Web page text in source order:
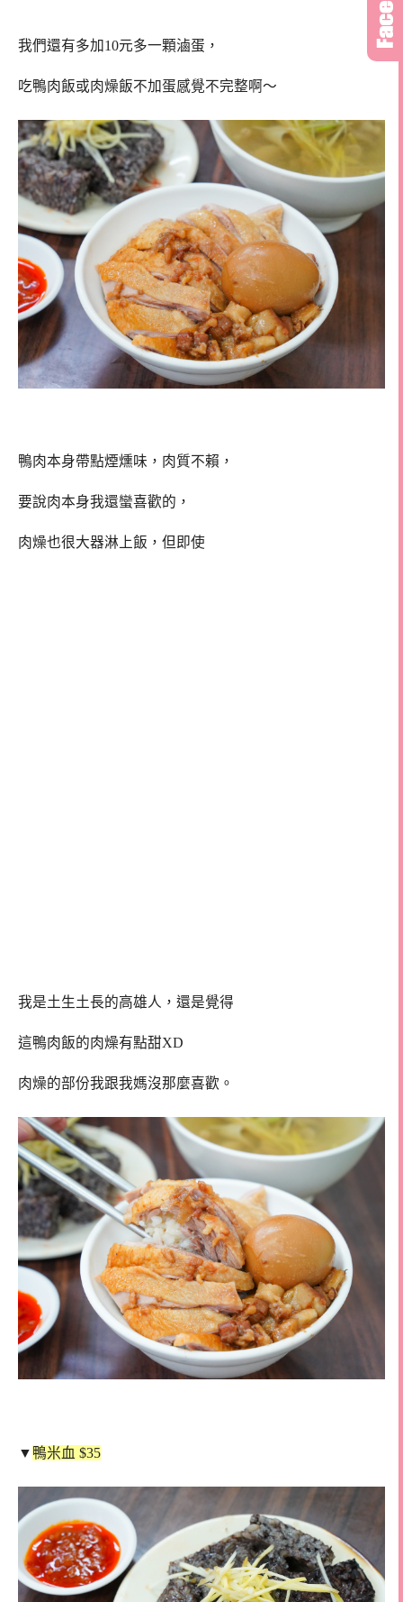
我們還有多加10元多一顆滷蛋，
吃鴨肉飯或肉燥飯不加蛋感覺不完整啊～
鴨肉本身帶點煙燻味，肉質不賴，
要說肉本身我還蠻喜歡的，
肉燥也很大器淋上飯，但即使
我是土生土長的高雄人，還是覺得
這鴨肉飯的肉燥有點甜XD
肉燥的部份我跟我媽沒那麼喜歡。
▼ 鴨米血 $35